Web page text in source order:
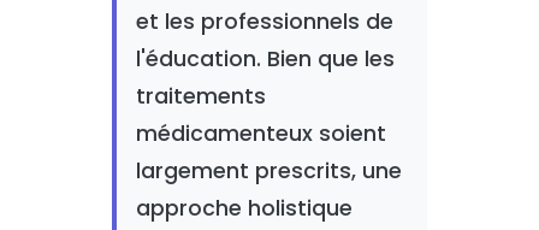
et les professionnels de
l'éducation. Bien que les
traitements
médicamenteux soient
largement prescrits, une
approche holistique